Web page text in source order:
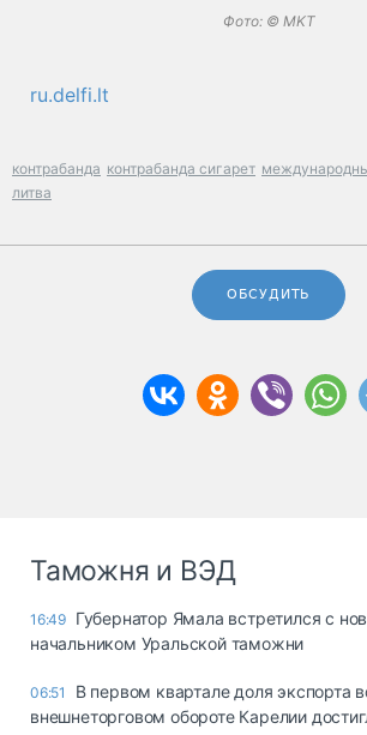
Фото: © MKT
ru.delfi.lt
контрабанда контрабанда сигарет
литва
ОБСУДИТЬ
Таможня и ВЭД
16:49 Губернатор Ямала встретился с
начальником Уральской таможни
06:51
В первом квартале доля экспорта
внешнеторговом обороте Карелии